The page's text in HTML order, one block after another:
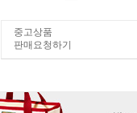
중고상품
판매요청하기